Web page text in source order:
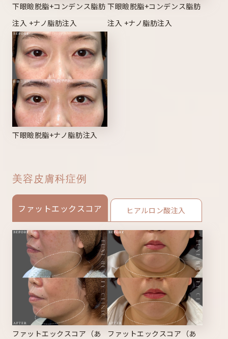
下眼瞼脱脂+コンデンス脂肪
注入 +ナノ脂肪注入
下眼瞼脱脂+コンデンス脂肪
注入 +ナノ脂肪注入
下眼瞼脱脂+ナノ脂肪注入
美容皮膚科症例
ファットエックスコア ヒアルロン酸注入
ファットエックスコア（あ
ファットエックスコア（あ